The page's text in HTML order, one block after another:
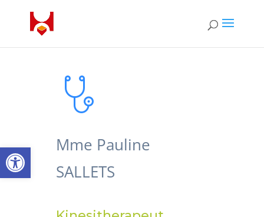
Open toolbarMme Pauline
SALLETS